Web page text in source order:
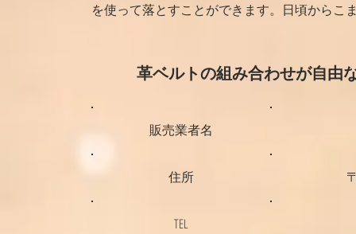
を使って落とすことができます。日頃からこ
革ベルトの組み合わせが自由
販売業者名
住所
TEL